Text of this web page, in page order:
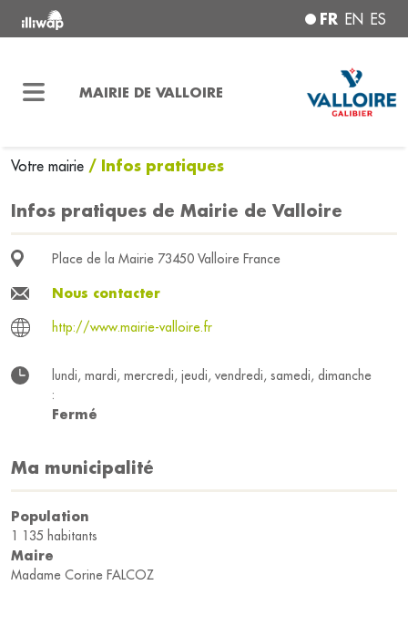
FR EN ES
MAIRIE DE VALLOIRE
Votre mairie / Infos pratiques
Infos pratiques de Mairie de Valloire
Place de la Mairie 73450 Valloire France
Nous contacter
http://www.mairie-valloire.fr
lundi, mardi, mercredi, jeudi, vendredi, samedi, dimanche
:
Fermé
Ma municipalité
Population
1 135 habitants
Maire
Madame Corine FALCOZ